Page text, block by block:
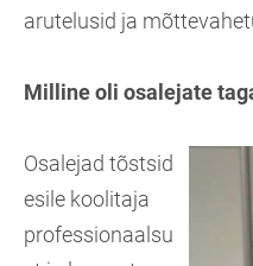
arutelusid ja
Milline oli osalejate
Osalejad tõstsid
esile koolitaja
professionaalsu